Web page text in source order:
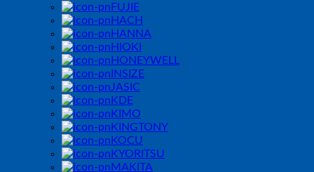
FUJIE
HACH
HANNA
HIOKI
HONEYWELL
INSIZE
JASIC
KDE
KIMO
KINGTONY
KOCU
KYORITSU
MAKITA